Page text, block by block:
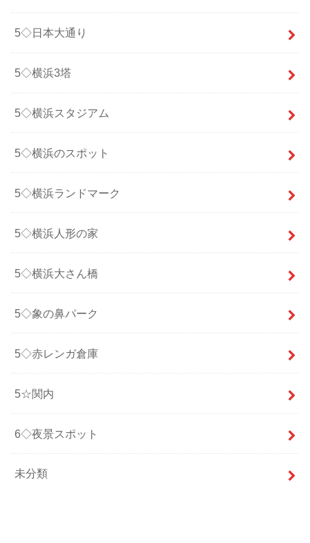
5◇日本大通り
5◇横浜3塔
5◇横浜スタジアム
5◇横浜のスポット
5◇横浜ランドマーク
5◇横浜人形の家
5◇横浜大さん橋
5◇象の鼻パーク
5◇赤レンガ倉庫
5☆関内
6◇夜景スポット
未分類